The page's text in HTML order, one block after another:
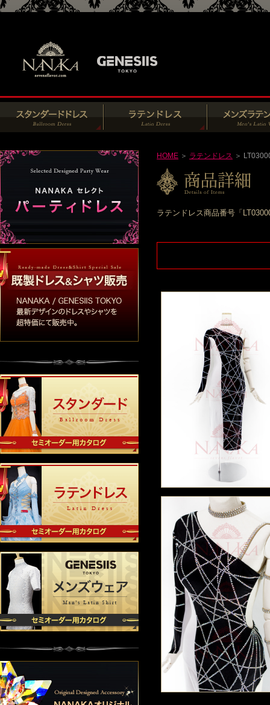
HOME ＞ ラテンドレス ＞
ラテンドレス商品番号「